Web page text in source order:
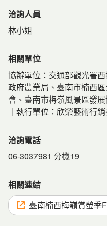
洽詢人員
林小姐
相關單位
協辦單位：交通部觀光署
政府農業局、臺南市楠西
會、臺南市梅嶺風景區發
｜執行單位：欣榮藝術行
洽詢電話
06-3037981 分機19
相關連結
臺南楠西梅嶺賞螢季